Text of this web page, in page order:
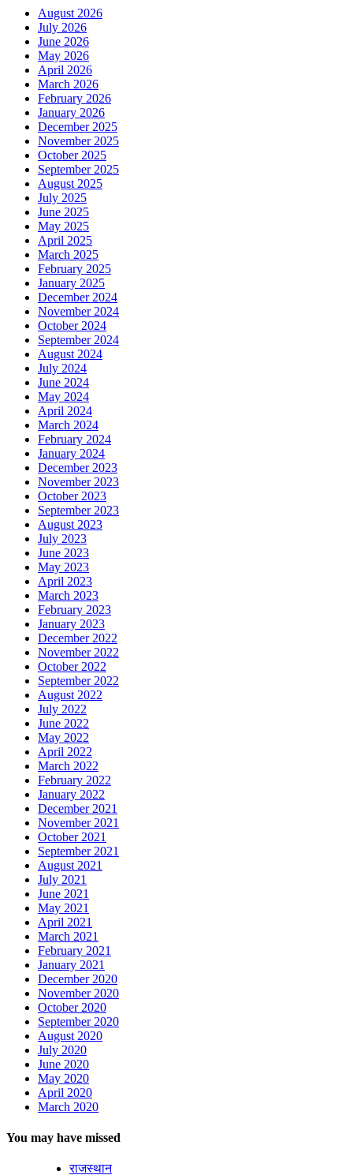
August 2026
July 2026
June 2026
May 2026
April 2026
March 2026
February 2026
January 2026
December 2025
November 2025
October 2025
September 2025
August 2025
July 2025
June 2025
May 2025
April 2025
March 2025
February 2025
January 2025
December 2024
November 2024
October 2024
September 2024
August 2024
July 2024
June 2024
May 2024
April 2024
March 2024
February 2024
January 2024
December 2023
November 2023
October 2023
September 2023
August 2023
July 2023
June 2023
May 2023
April 2023
March 2023
February 2023
January 2023
December 2022
November 2022
October 2022
September 2022
August 2022
July 2022
June 2022
May 2022
April 2022
March 2022
February 2022
January 2022
December 2021
November 2021
October 2021
September 2021
August 2021
July 2021
June 2021
May 2021
April 2021
March 2021
February 2021
January 2021
December 2020
November 2020
October 2020
September 2020
August 2020
July 2020
June 2020
May 2020
April 2020
March 2020
You may have missed
राजस्थान